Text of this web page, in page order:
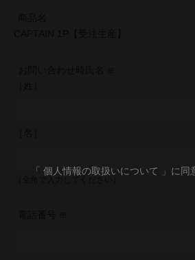
「 個人情報の取扱いについて 」に同